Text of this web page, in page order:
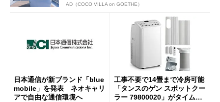
AD（COCO VILLA on GOETHE）
日本通信が新ブランド「blue
mobile」を発表 ネオキャリ
アで自由な通信環境へ
工事不要で14畳まで冷房可能
「タンスのゲン スポットクー
ラー 79800020」がタイムセ